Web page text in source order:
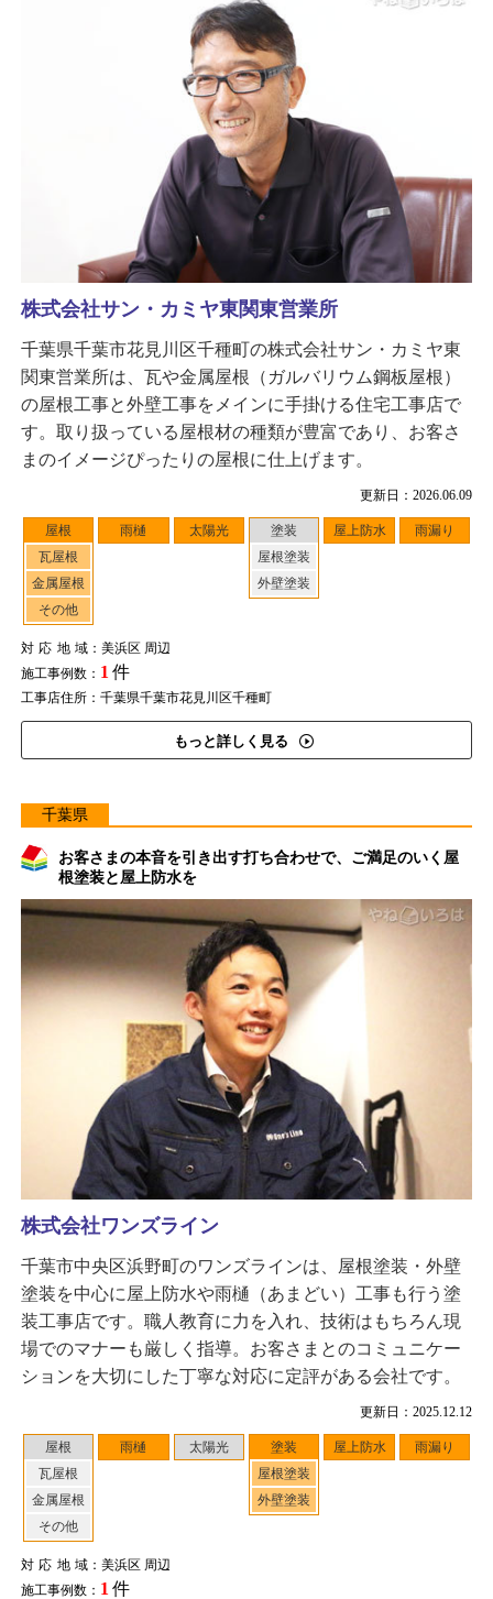
更新日：2026.06.09
屋根
瓦屋根
金属屋根
その他
雨樋 太陽光
塗装
屋根塗装
外壁塗装
屋上防水 雨漏り
対応地域：美浜区 周辺
施工事例数： 1 件
工事店住所：千葉県千葉市花見川区千種町
もっと詳しく見る
株式会社サン・カミヤ東関東営業所
千葉県千葉市花見川区千種町の株式会社サン・カミヤ東
関東営業所は、瓦や金属屋根（ガルバリウム鋼板屋根）
の屋根工事と外壁工事をメインに手掛ける住宅工事店で
す。取り扱っている屋根材の種類が豊富であり、お客さ
まのイメージぴったりの屋根に仕上げます。
千葉県
お客さまの本音を引き出す打ち合わせで、ご満足のいく屋
根塗装と屋上防水を
更新日：2025.12.12
屋根
瓦屋根
金属屋根
その他
雨樋 太陽光
塗装
屋根塗装
外壁塗装
屋上防水 雨漏り
対応地域：美浜区 周辺
施工事例数： 1 件
株式会社ワンズライン
千葉市中央区浜野町のワンズラインは、屋根塗装・外壁
塗装を中心に屋上防水や雨樋（あまどい）工事も行う塗
装工事店です。職人教育に力を入れ、技術はもちろん現
場でのマナーも厳しく指導。お客さまとのコミュニケー
ションを大切にした丁寧な対応に定評がある会社です。